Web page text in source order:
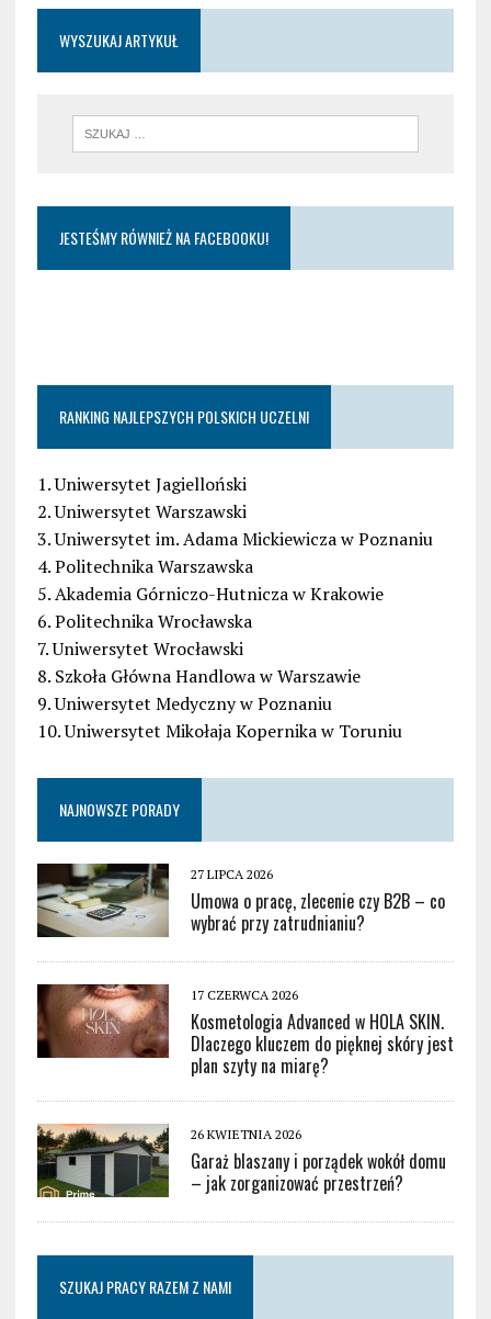
WYSZUKAJ ARTYKUŁ
JESTEŚMY RÓWNIEŻ NA FACEBOOKU!
RANKING NAJLEPSZYCH POLSKICH UCZELNI
1. Uniwersytet Jagielloński
2. Uniwersytet Warszawski
3. Uniwersytet im. Adama Mickiewicza w Poznaniu
4. Politechnika Warszawska
5. Akademia Górniczo-Hutnicza w Krakowie
6. Politechnika Wrocławska
7. Uniwersytet Wrocławski
8. Szkoła Główna Handlowa w Warszawie
9. Uniwersytet Medyczny w Poznaniu
10. Uniwersytet Mikołaja Kopernika w Toruniu
NAJNOWSZE PORADY
27 LIPCA 2026
Umowa o pracę, zlecenie czy B2B – co
wybrać przy zatrudnianiu?
17 CZERWCA 2026
Kosmetologia Advanced w HOLA SKIN.
Dlaczego kluczem do pięknej skóry jest
plan szyty na miarę?
26 KWIETNIA 2026
Garaż blaszany i porządek wokół domu
– jak zorganizować przestrzeń?
SZUKAJ PRACY RAZEM Z NAMI